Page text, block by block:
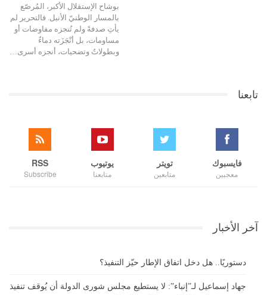
بوشاح الإستقلال الأكبر، المُرصّع
بالمسار الوطنيّ الأنبل. فالتحرير لم
يأتِ صدفةً ولم تُنجزه مفاوضات أو
مساومات، بل أنْجَزَته دماءٌ
وبطولاتٌ وتضحيات، أنجزه أسرى…
تابعنا
فايسبوك
معجبين
تويتر
متابعين
يوتيوب
متابعنا
RSS
Subscribe
آخر الأخبار
دستوريًا.. هل دخل اتفاق الإطار حيّز التنفيذ؟
جهاد إسماعيل لـ”إنباء”: لا يستطيع مجلس شورى الدولة أن يُوقف تنفيذ